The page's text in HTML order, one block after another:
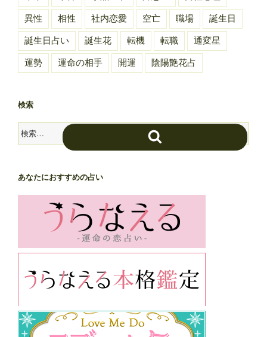
異性 相性 社内恋愛 空亡 職場 誕生日
誕生日占い 誕生花 転機 転職 通変星
運勢 運命の相手 開運 陰陽艶花占
検索
検
索:
索
あなたにおすすめの占い